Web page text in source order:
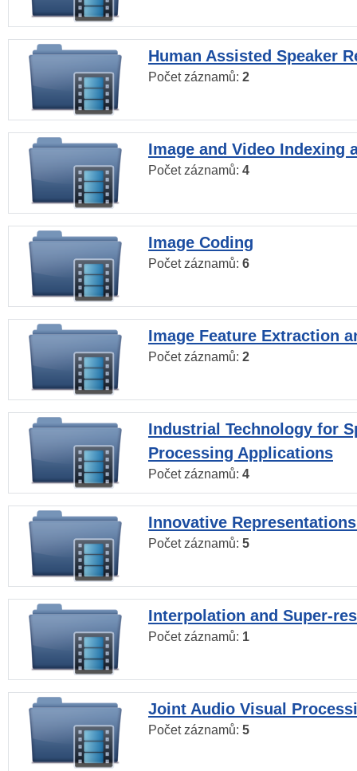
Human Assisted Speaker
Počet záznamů: 2
Image and Video Indexing
Počet záznamů: 4
Image Coding
Počet záznamů: 6
Image Feature Extraction
Počet záznamů: 2
Industrial Technology for
Processing Applications
Počet záznamů: 4
Innovative
Počet záznamů: 5
Interpolation and Super-
Počet záznamů: 1
Joint Audio Visual
Počet záznamů: 5